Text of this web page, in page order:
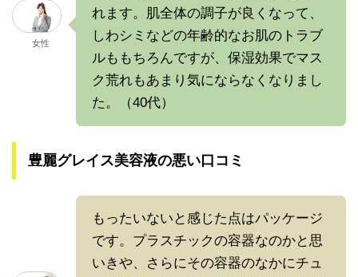
女性
れます。肌全体の調子が良くなって、
しわシミなどの年齢的なお肌のトラブ
ルももちろんですが、保湿効果でマス
ク荒れもあまり気にならなくなりまし
た。（40代）
豊麗グレイス美容液の悪い口コミ
もったいないと感じた点はパッケージ
です。プラスチックの容器なのかと思
いきや、さらにその容器のなかにチュ